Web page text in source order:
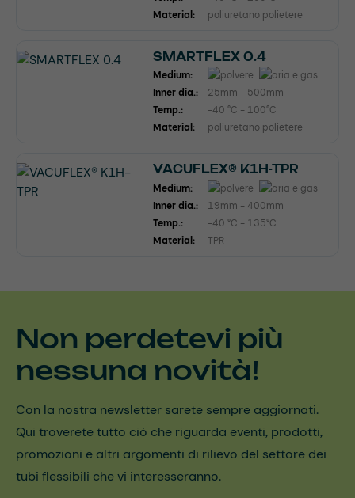
Material:
poliuretano polietere
SMARTFLEX 0.4
Medium:
Inner dia.:
25mm - 500mm
Temp.:
-40 °C - 100°C
Material:
poliuretano polietere
VACUFLEX® K1H-TPR
Medium:
Inner dia.:
19mm - 400mm
Temp.:
-40 °C - 135°C
Material:
TPR
Non perdetevi più
nessuna novità!
Con la nostra newsletter sarete sempre aggiornati.
Qui troverete tutto ciò che riguarda eventi, prodotti,
promozioni e altri argomenti di rilievo del settore dei
tubi flessibili che vi interesseranno.